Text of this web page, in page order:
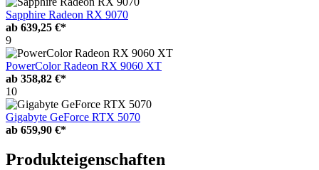
Sapphire Radeon RX 9070
ab 639,25 €*
9
PowerColor Radeon RX 9060 XT
ab 358,82 €*
10
Gigabyte GeForce RTX 5070
ab 659,90 €*
Produkteigenschaften